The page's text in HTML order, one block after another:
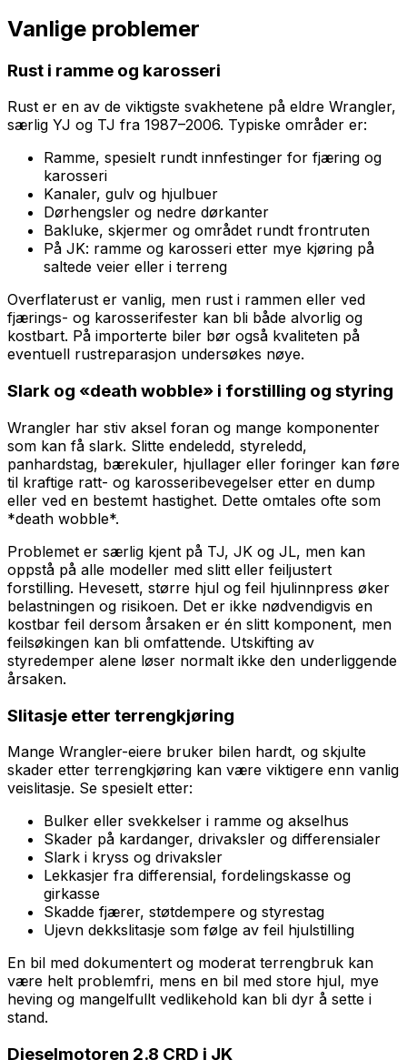
Vanlige problemer
Rust i ramme og karosseri
Rust er en av de viktigste svakhetene på eldre Wrangler,
særlig YJ og TJ fra 1987–2006. Typiske områder er:
Ramme, spesielt rundt innfestinger for fjæring og
karosseri
Kanaler, gulv og hjulbuer
Dørhengsler og nedre dørkanter
Bakluke, skjermer og området rundt frontruten
På JK: ramme og karosseri etter mye kjøring på
saltede veier eller i terreng
Overflaterust er vanlig, men rust i rammen eller ved
fjærings- og karosserifester kan bli både alvorlig og
kostbart. På importerte biler bør også kvaliteten på
eventuell rustreparasjon undersøkes nøye.
Slark og «death wobble» i forstilling og styring
Wrangler har stiv aksel foran og mange komponenter
som kan få slark. Slitte endeledd, styreledd,
panhardstag, bærekuler, hjullager eller foringer kan føre
til kraftige ratt- og karosseribevegelser etter en dump
eller ved en bestemt hastighet. Dette omtales ofte som
*death wobble*.
Problemet er særlig kjent på TJ, JK og JL, men kan
oppstå på alle modeller med slitt eller feiljustert
forstilling. Hevesett, større hjul og feil hjulinnpress øker
belastningen og risikoen. Det er ikke nødvendigvis en
kostbar feil dersom årsaken er én slitt komponent, men
feilsøkingen kan bli omfattende. Utskifting av
styredemper alene løser normalt ikke den underliggende
årsaken.
Slitasje etter terrengkjøring
Mange Wrangler-eiere bruker bilen hardt, og skjulte
skader etter terrengkjøring kan være viktigere enn vanlig
veislitasje. Se spesielt etter:
Bulker eller svekkelser i ramme og akselhus
Skader på kardanger, drivaksler og differensialer
Slark i kryss og drivaksler
Lekkasjer fra differensial, fordelingskasse og
girkasse
Skadde fjærer, støtdempere og styrestag
Ujevn dekkslitasje som følge av feil hjulstilling
En bil med dokumentert og moderat terrengbruk kan
være helt problemfri, mens en bil med store hjul, mye
heving og mangelfullt vedlikehold kan bli dyr å sette i
stand.
Dieselmotoren 2.8 CRD i JK